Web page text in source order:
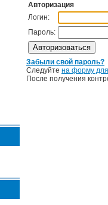
Авторизация
Логин:
Пароль:
Забыли свой пароль?
Следуйте на форму
После получения